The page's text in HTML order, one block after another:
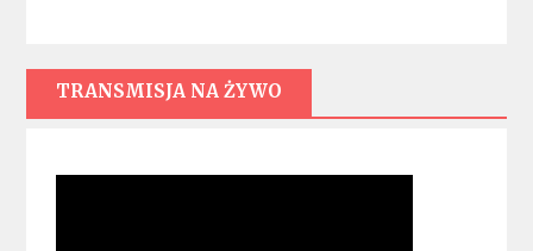
TRANSMISJA NA ŻYWO